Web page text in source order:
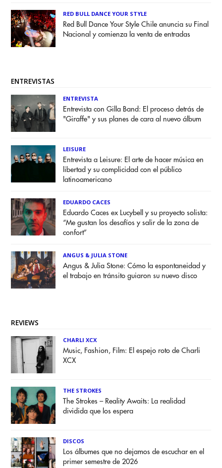
RED BULL DANCE YOUR STYLE
Red Bull Dance Your Style Chile anuncia su Final
Nacional y comienza la venta de entradas
ENTREVISTAS
ENTREVISTA
Entrevista con Gilla Band: El proceso detrás de
"Giraffe" y sus planes de cara al nuevo álbum
LEISURE
Entrevista a Leisure: El arte de hacer música en
libertad y su complicidad con el público
latinoamericano
EDUARDO CACES
Eduardo Caces ex Lucybell y su proyecto solista:
“Me gustan los desafíos y salir de la zona de
confort”
ANGUS & JULIA STONE
Angus & Julia Stone: Cómo la espontaneidad y
el trabajo en tránsito guiaron su nuevo disco
REVIEWS
CHARLI XCX
Music, Fashion, Film: El espejo roto de Charli
XCX
THE STROKES
The Strokes – Reality Awaits: La realidad
dividida que los espera
DISCOS
Los álbumes que no dejamos de escuchar en el
primer semestre de 2026